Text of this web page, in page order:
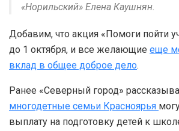
«Норильский» Елена Каушнян.
Добавим, что акция «Помоги пойти
до 1 октября, и все желающие еще
вклад в общее доброе дело.
Ранее «Северный город»
многодетные семьи Красноярья
выплату на подготовку детей к